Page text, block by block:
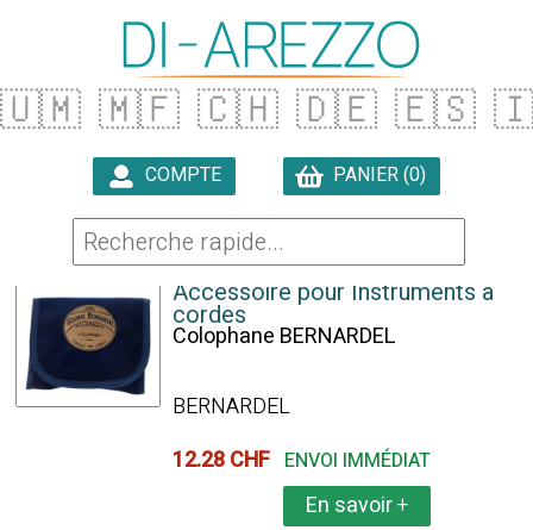
🇺🇲 🇲🇫 🇨🇭 🇩🇪 🇪🇸
COMPTE PANIER (0)
132 ARTICLES TROUVÉS
Accessoire pour Instruments à
cordes
Colophane BERNARDEL
BERNARDEL
12.28 CHF ENVOI IMMÉDIAT
En savoir+